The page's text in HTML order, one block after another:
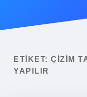
Yasal Uyarı
ETIKET: ÇIZIM
YAPILIR